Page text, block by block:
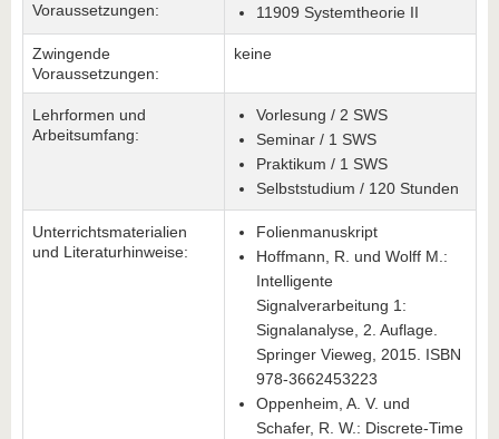
Voraussetzungen:
11909 Systemtheorie II
Zwingende
Voraussetzungen:
keine
Lehrformen und
Arbeitsumfang:
Vorlesung / 2 SWS
Seminar / 1 SWS
Praktikum / 1 SWS
Selbststudium / 120 Stunden
Unterrichtsmaterialien
und Literaturhinweise:
­Folienmanuskript
Hoffmann, R. und Wolff M.:
Intelligente
Signalverarbeitung 1:
Signalanalyse, 2. Auflage.
Springer Vieweg, 2015. ISBN
978-3662453223
Oppenheim, A. V. und
Schafer, R. W.: Discrete-Time